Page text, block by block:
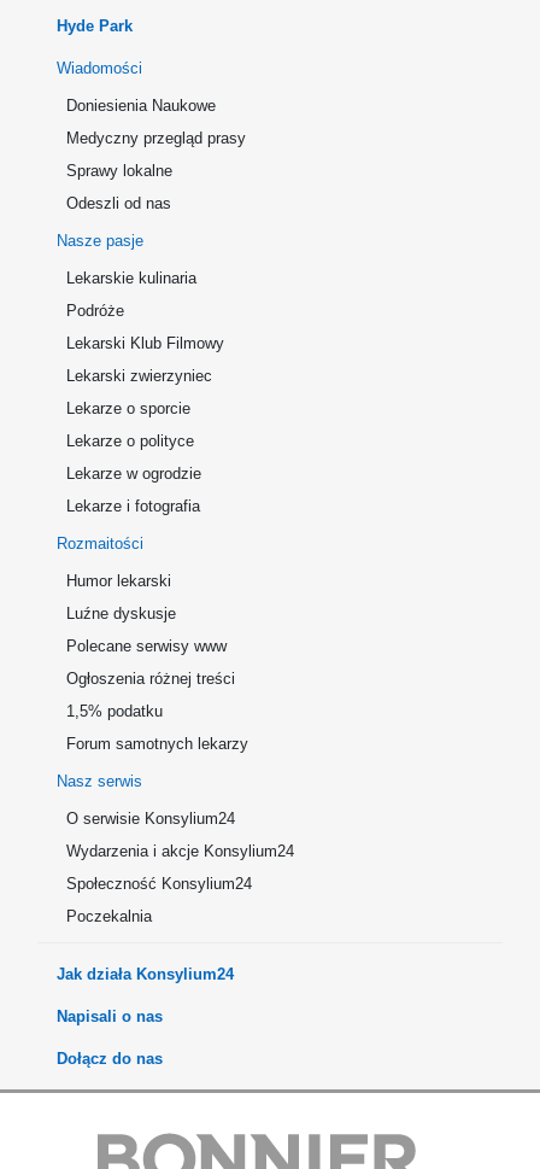
Hyde Park
Wiadomości
Doniesienia Naukowe
Medyczny przegląd prasy
Sprawy lokalne
Odeszli od nas
Nasze pasje
Lekarskie kulinaria
Podróże
Lekarski Klub Filmowy
Lekarski zwierzyniec
Lekarze o sporcie
Lekarze o polityce
Lekarze w ogrodzie
Lekarze i fotografia
Rozmaitości
Humor lekarski
Luźne dyskusje
Polecane serwisy www
Ogłoszenia różnej treści
1,5% podatku
Forum samotnych lekarzy
Nasz serwis
O serwisie Konsylium24
Wydarzenia i akcje Konsylium24
Społeczność Konsylium24
Poczekalnia
Jak działa Konsylium24
Napisali o nas
Dołącz do nas